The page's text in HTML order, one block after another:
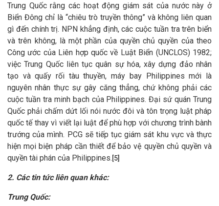
Trung Quốc rằng các hoạt động giám sát của nước này ở
Biển Đông chỉ là “chiêu trò truyền thông” và không liên quan
gì đến chính trị. NPN khẳng định, các cuộc tuần tra trên biển
và trên không, là một phần của quyền chủ quyền của theo
Công ước của Liên hợp quốc về Luật Biển (UNCLOS) 1982;
việc Trung Quốc liên tục quân sự hóa, xây dựng đảo nhân
tạo và quấy rối tàu thuyền, máy bay Philippines mới là
nguyên nhân thực sự gây căng thẳng, chứ không phải các
cuộc tuần tra minh bạch của Philippines. Đại sứ quán Trung
Quốc phải chấm dứt lối nói nước đôi và tôn trọng luật pháp
quốc tế thay vì viết lại luật để phù hợp với chương trình bành
trướng của mình. PCG sẽ tiếp tục giám sát khu vực và thực
hiện mọi biện pháp cần thiết để bảo vệ quyền chủ quyền và
quyền tài phán của Philippines. [5]
2. Các tin tức liên quan khác:
Trung Quốc: